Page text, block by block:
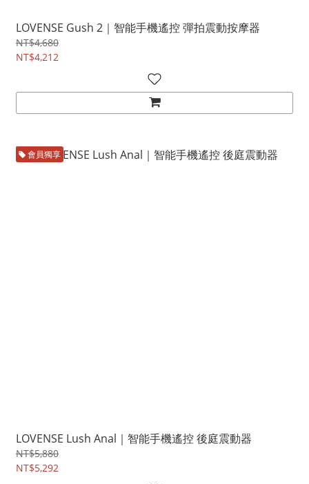
LOVENSE Gush 2｜智能手機遙控 彈拍震動按摩器
NT$4,680
NT$4,212
會員獨享
LOVENSE Lush Anal｜智能手機遙控 後庭震動器
NT$5,880
NT$5,292